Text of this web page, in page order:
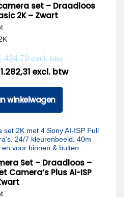
set – Draadloos
2K – Zwart
excl. btw
1.282,31 excl. btw
winkelwagen
Set – Draadloos –
Camera’s Plus AI-ISP